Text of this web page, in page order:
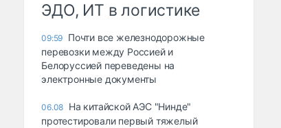
ЭДО, ИТ в логистике
09:59 Почти все железнодорожные
перевозки между Россией и
Белоруссией переведены на
электронные документы
06.08 На китайской АЭС "Нинде"
протестировали первый тяжелый